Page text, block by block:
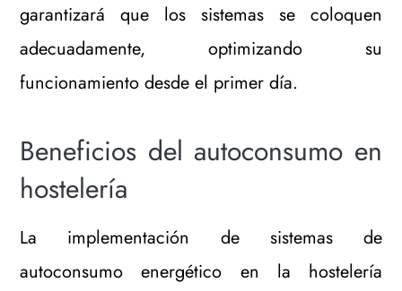
garantizará que los sistemas se coloquen
adecuadamente, optimizando su
funcionamiento desde el primer día.
Beneficios del autoconsumo en
hostelería
La implementación de sistemas de
autoconsumo energético en la hostelería